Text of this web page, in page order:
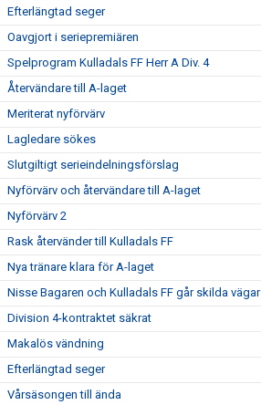
Efterlängtad seger
Oavgjort i seriepremiären
Spelprogram Kulladals FF Herr A Div. 4
Återvändare till A-laget
Meriterat nyförvärv
Lagledare sökes
Slutgiltigt serieindelningsförslag
Nyförvärv och återvändare till A-laget
Nyförvärv 2
Rask återvänder till Kulladals FF
Nya tränare klara för A-laget
Nisse Bagaren och Kulladals FF går skilda vägar
Division 4-kontraktet säkrat
Makalös vändning
Efterlängtad seger
Vårsäsongen till ända